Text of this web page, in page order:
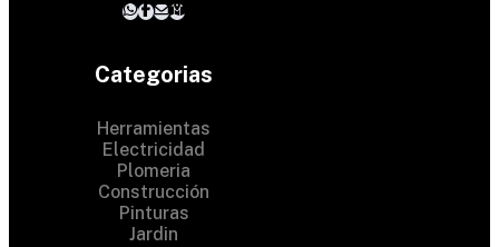
Categorias
Herramientas
Electricidad
Plomeria
Construcción
Pinturas
Jardin